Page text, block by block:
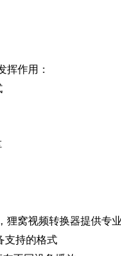
挥作用：
狸窝视频转换器提供专
支持的格式